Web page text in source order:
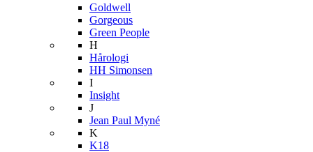
Goldwell
Gorgeous
Green People
H
Hårologi
HH Simonsen
I
Insight
J
Jean Paul Myné
K
K18